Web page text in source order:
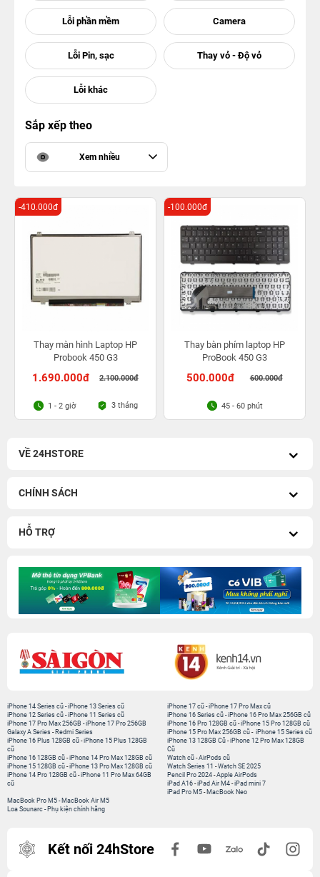
Sắp xếp theo
Xem nhiều
Thay màn hình Laptop HP
Probook 450 G3
1.690.000đ 2.100.000đ
-410.000đ
1 - 2 giờ 3 tháng
Thay bàn phím laptop HP
ProBook 450 G3
500.000đ 600.000đ
-100.000đ
45 - 60 phút
VỀ 24HSTORE
CHÍNH SÁCH
HỖ TRỢ
iPhone 14 Series cũ -iPhone 13 Series cũ
iPhone 12 Series cũ -iPhone 11 Series cũ
iPhone 17 Pro Max 256GB -iPhone 17 Pro 256GB
Galaxy A Series - Redmi Series
iPhone 17 cũ -iPhone 17 Pro Max cũ
iPhone 16 Series cũ - iPhone 16 Pro Max 256GB cũ
iPhone 16 Pro 128GB cũ -iPhone 15 Pro 128GB cũ
iPhone 15 Pro Max 256GB cũ - iPhone 15 Series cũ
iPhone 16 Plus 128GB cũ -iPhone 15 Plus 128GB
cũ
iPhone 16 128GB cũ -iPhone 14 Pro Max 128GB cũ
iPhone 15 128GB cũ -iPhone 13 Pro Max 128GB cũ
iPhone 14 Pro 128GB cũ -iPhone 11 Pro Max 64GB
cũ
iPhone 13 128GB Cũ -iPhone 12 Pro Max 128GB
Cũ
Watch cũ -AirPods cũ
Watch Series 11 -Watch SE 2025
Pencil Pro 2024 -Apple AirPods
iPad A16 -iPad Air M4 -iPad mini 7
iPad Pro M5 - MacBook Neo
MacBook Pro M5 - MacBook Air M5
Loa Sounarc - Phụ kiện chính hãng
Kết nối 24hStore